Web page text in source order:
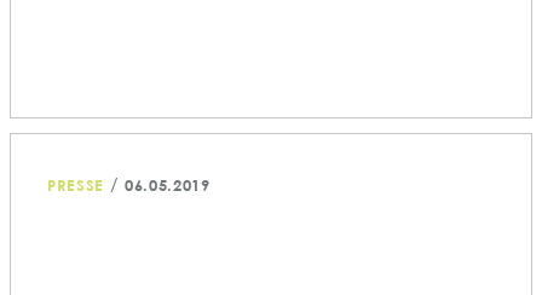
PRESSE /06.05.2019